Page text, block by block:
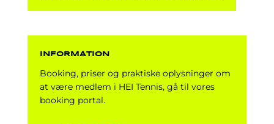
INFORMATION
Booking, priser og praktiske oplysninger om
at være medlem i HEI Tennis, gå til vores
booking portal.